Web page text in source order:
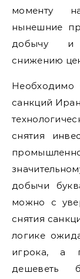
моменту
нынешние
добычу и
снижению
Необходимо
санкций
снятия
добычи
можно с
снятия
логике
игрока, а
дешеветь